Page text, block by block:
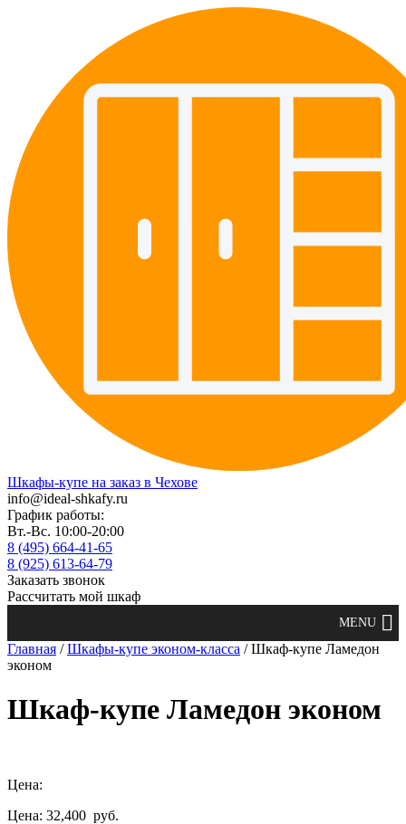
Шкафы-купе на заказ в Чехове
info@ideal-shkafy.ru
График работы:
Вт.-Вс. 10:00-20:00
8 (495) 664-41-65
8 (925) 613-64-79
Заказать звонок
Рассчитать мой шкаф
Главная /Шкафы-купе эконом-класса / Шкаф-купе Ламедон
эконом
Шкаф-купе Ламедон эконом
Цена:
Цена: 32,400 руб.